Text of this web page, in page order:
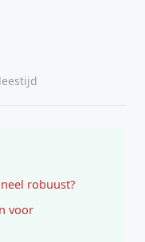
robuust?
voor